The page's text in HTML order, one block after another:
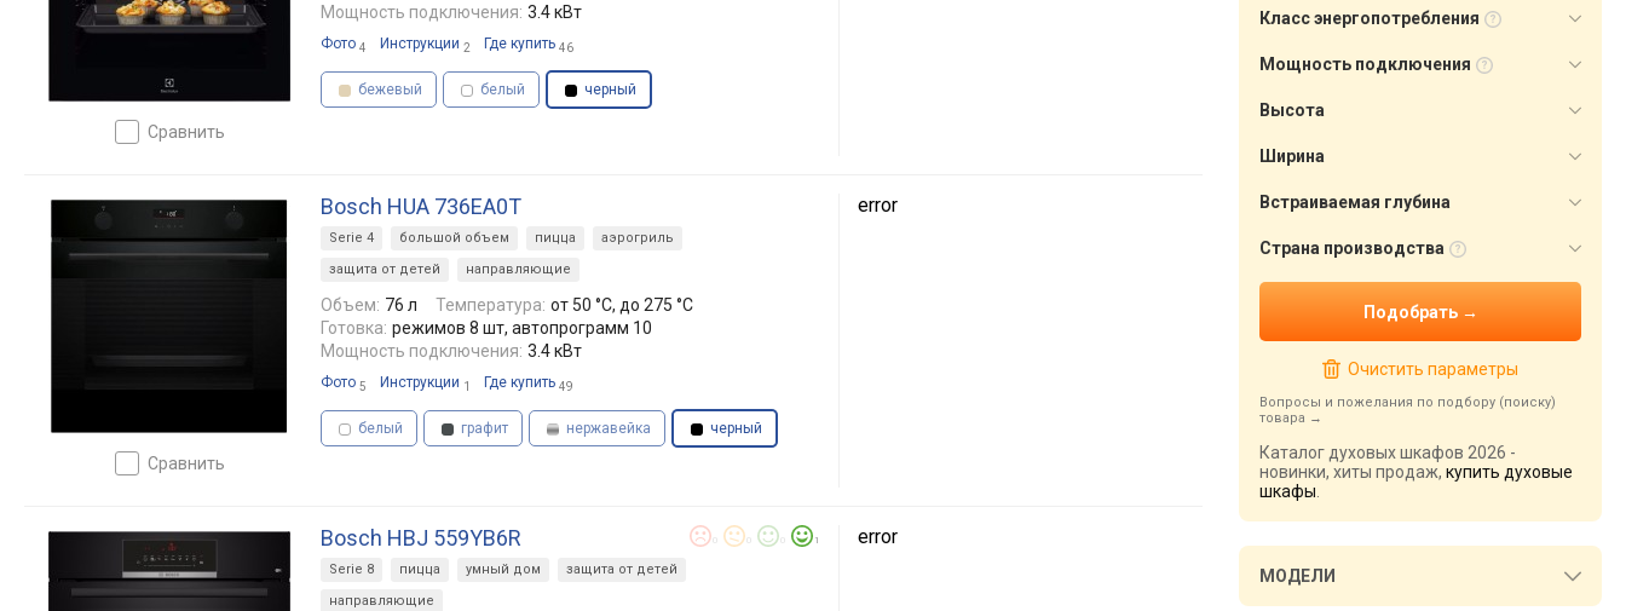
сравнить
Мощность подключения: 3.4 кВт
Фото 4 Инструкции 2 Где купить 46
бежевый белый черный
сравнить
Bosch HUA 736EA0T
Serie 4 большой объем пицца
аэрогриль
защита от детей
направляющие
Объем: 76 л Температура: от 50 °C, до 275 °C
Готовка: режимов 8 шт, автопрограмм 10
Мощность подключения: 3.4 кВт
Фото 5 Инструкции 1 Где купить 49
белый графит нержавейка черный
error
Bosch HBJ 559YB6R 1
Serie 8 пицца умный дом
защита от детей
направляющие
error
Класс энергопотребления
Мощность подключения
Высота
Ширина
Встраиваемая глубина
Страна производства
Очистить параметры
Вопросы и пожелания по подбору (поиску)
товара
Каталог духовых шкафов 2026 -
новинки, хиты продаж, купить духовые
шкафы
МОДЕЛИ